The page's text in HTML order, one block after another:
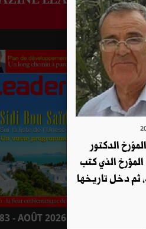
- AOÛT 2026 : EN KIOSQUE
الدكتور
المؤرخ الذي كتب
ثم دخل تاريخها